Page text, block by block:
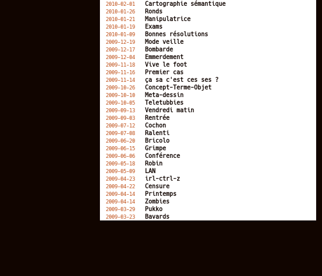
2010-02-01 Cartographie sémantique
2010-01-26 Ronds
2010-01-21 Manipulatrice
2010-01-19 Exams
2010-01-09 Bonnes résolutions
2009-12-19 Mode veille
2009-12-17 Bombarde
2009-12-04 Emmerdement
2009-11-18 Vive le foot
2009-11-16 Premier cas
2009-11-14 ça sa c'est ces ses ?
2009-10-26 Concept-Terme-Objet
2009-10-10 Meta-dessin
2009-10-05 Teletubbies
2009-09-13 Vendredi matin
2009-09-03 Rentrée
2009-07-12 Cochon
2009-07-08 Ralenti
2009-06-20 Bricolo
2009-06-15 Grimpe
2009-06-06 Conférence
2009-05-18 Robin
2009-05-09 LAN
2009-04-23 irl-ctrl-z
2009-04-22 Censure
2009-04-14 Printemps
2009-04-14 Zombies
2009-03-29 Pukko
2009-03-23 Bavards